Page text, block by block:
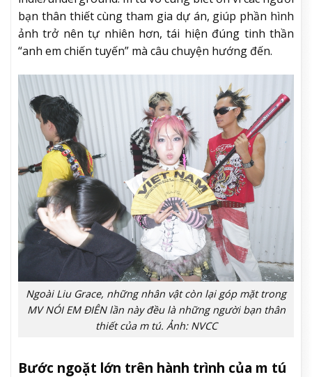
muốn truyền tải. Đây cũng là lý do phần hình ảnh
trongNÓI EM ĐIÊNmang màu sắc đồng nhất và có
tính nhận diện rõ rệt hơn các sản phẩm trước.
Một chi tiết thú vị khác là toàn bộ nhân vật xuất hiện
trong MV đều là bạn bè của m tú trong cộng đồng
indie/underground. m tú vô cùng biết ơn vì các người
bạn thân thiết cùng tham gia dự án, giúp phần hình
ảnh trở nên tự nhiên hơn, tái hiện đúng tinh thần
“anh em chiến tuyến” mà câu chuyện hướng đến.